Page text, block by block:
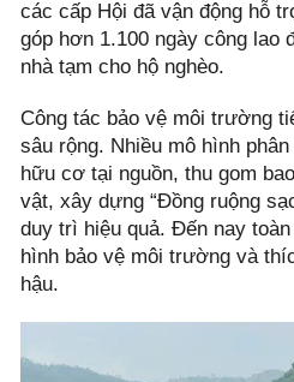
các cấp Hội đã vận động hỗ
góp hơn 1.100 ngày công lao
nhà tạm cho hộ nghèo.
Công tác bảo vệ môi trường
sâu rộng. Nhiều mô hình
hữu cơ tại nguồn, thu gom
vật, xây dựng “Đồng ruộng
duy trì hiệu quả. Đến nay
hình bảo vệ môi trường và
hậu.